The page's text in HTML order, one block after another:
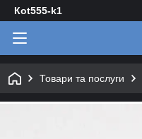
Кot555-k1
Товари та послуги